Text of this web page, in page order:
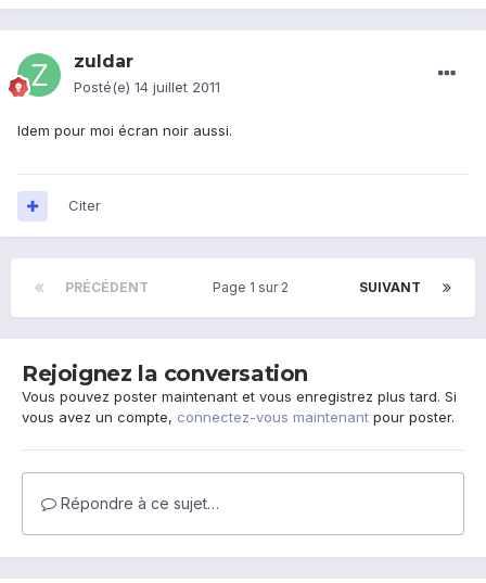
zuldar
Posté(e) 14 juillet 2011
Idem pour moi écran noir aussi.
Citer
PRÉCÉDENT SUIVANT
Page 1 sur 2
Rejoignez la conversation
Vous pouvez poster maintenant et vous enregistrez plus tard. Si
vous avez un compte, connectez-vous maintenant pour poster.
Répondre à ce sujet…